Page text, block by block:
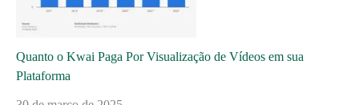
Quanto o Kwai Paga Por Visualização de Vídeos em sua
Plataforma